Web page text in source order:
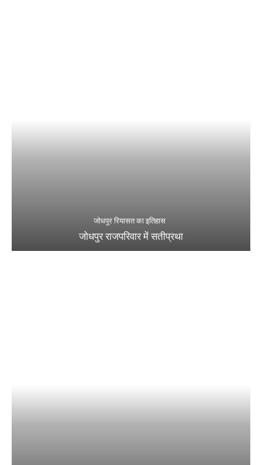
जोधपुर रियासत का इतिहास
जोधपुर राजपरिवार में सतीप्रथा